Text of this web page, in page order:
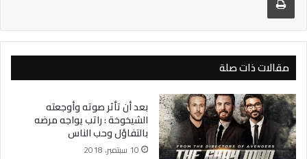
مقالات ذات صلة
بعد أن تأثر صوته وأوجعته
الشيخوخة : راتب يواجه مرضه
بالتفاؤل وحب الناس
10 سبتمبر، 2018